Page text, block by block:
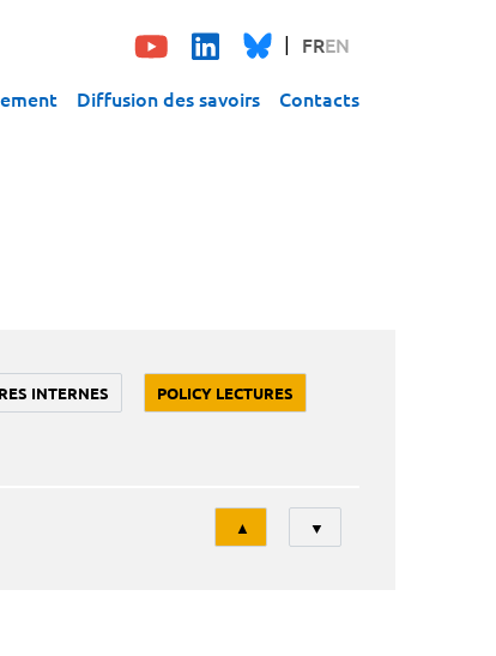
FREN
Diffusion des savoirs Contacts
INTERNES POLICY LECTURES
Tri
▲ ▼